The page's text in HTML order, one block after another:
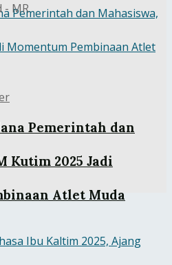
Pemerintah dan
Kutim 2025 Jadi
Atlet Muda
- MR